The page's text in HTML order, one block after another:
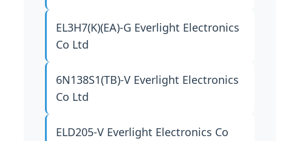
EL3H7(K)(EA)-G Everlight Electronics
Co Ltd
6N138S1(TB)-V Everlight Electronics
Co Ltd
ELD205-V Everlight Electronics Co